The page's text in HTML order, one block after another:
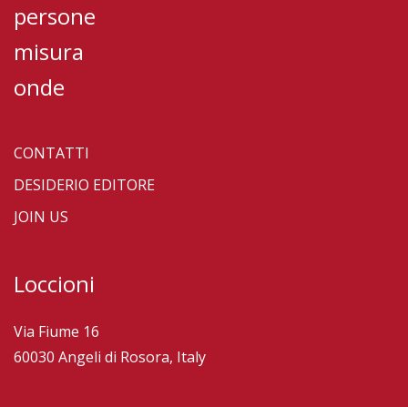
persone
misura
onde
CONTATTI
DESIDERIO EDITORE
JOIN US
Loccioni
Via Fiume 16
60030 Angeli di Rosora, Italy